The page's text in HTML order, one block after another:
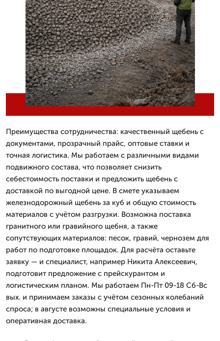
Преимущества сотрудничества: качественный щебень с
документами, прозрачный прайс, оптовые ставки и
точная логистика. Мы работаем с различными видами
подвижного состава, что позволяет снизить
себестоимость поставки и предложить щебень с
доставкой по выгодной цене. В смете указываем
железнодорожный щебень за куб и общую стоимость
материалов с учётом разгрузки. Возможна поставка
гранитного или гравийного щебня, а также
сопутствующих материалов: песок, гравий, чернозем для
работ по подготовке площадок. Для расчёта оставьте
заявку — и специалист, например Никита Алексеевич,
подготовит предложение с прейскурантом и
логистическим планом. Мы работаем Пн-Пт 09-18 Сб-Вс
вых. и принимаем заказы с учётом сезонных колебаний
спроса; в августе возможны специальные условия и
оперативная доставка.